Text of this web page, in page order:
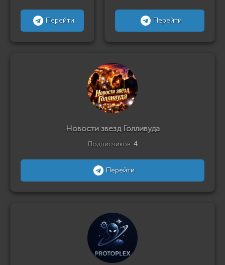
Перейти Перейти
Новости звезд Голливуда
Подписчиков: 4
Перейти